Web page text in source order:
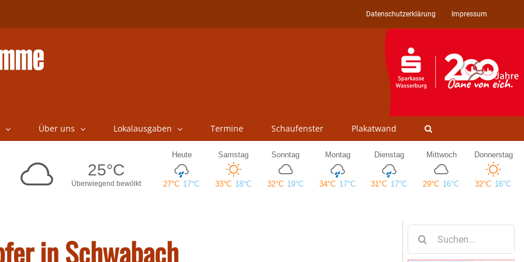
Datenschutzerklärung Impressum
Über uns Lokalausgaben Termine Schaufenster Plakatwand
in Schwabach
nach: